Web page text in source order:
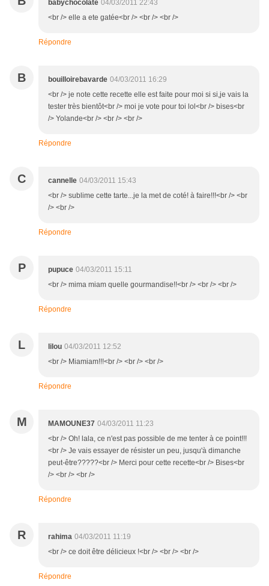
babychocolate 04/03/2011 22:43
<br /> elle a ete gatée<br /> <br /> <br />
Répondre
B bouilloirebavarde 04/03/2011 16:29
<br /> je note cette recette elle est faite pour moi si si,je vais la
tester très bientôt<br /> moi je vote pour toi lol<br /> bises<br
/> Yolande<br /> <br /> <br />
Répondre
C cannelle 04/03/2011 15:43
<br /> sublime cette tarte...je la met de coté! à faire!!!<br /> <br
/> <br />
Répondre
P pupuce 04/03/2011 15:11
<br /> mima miam quelle gourmandise!!<br /> <br /> <br />
Répondre
L lilou 04/03/2011 12:52
<br /> Miamiam!!!<br /> <br /> <br />
Répondre
M MAMOUNE37 04/03/2011 11:23
<br /> Oh! lala, ce n'est pas possible de me tenter à ce point!!!
<br /> Je vais essayer de résister un peu, jusqu'à dimanche
peut-être?????<br /> Merci pour cette recette<br /> Bises<br
/> <br /> <br />
Répondre
R rahima 04/03/2011 11:19
<br /> ce doit être délicieux !<br /> <br /> <br />
Répondre